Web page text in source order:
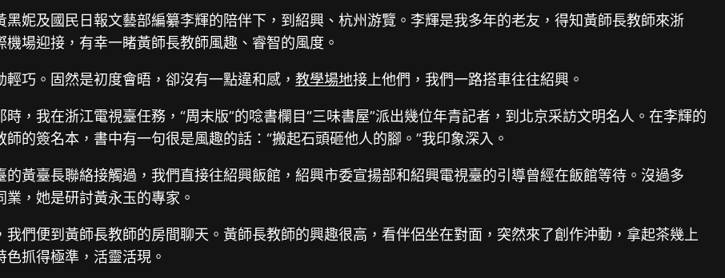
黑妮及國民日報文藝部編纂李輝的陪伴下，到紹興、杭州游覽。李輝是我多年的老友，得知黃師長教師來浙
場迎接，有幸一睹黃師長教師風趣、睿智的風度。
巧。固然是初度會晤，卻沒有一點違和感，教學場地接上他們，我們一路搭車往往紹興。
，我在浙江電視臺任務，“周末版”的唸書欄目“三味書屋”派出幾位年青記者，到北京采訪文明名人。在李輝的
的簽名本，書中有一句很是風趣的話：“搬起石頭砸他人的腳。”我印象深入。
黃臺長聯絡接觸過，我們直接往紹興飯館，紹興市委宣揚部和紹興電視臺的引導曾經在飯館等待。沒過多
，她是研討黃永玉的專家。
們便到黃師長教師的房間聊天。黃師長教師的興趣很高，看伴侶坐在對面，突然來了創作沖動，拿起茶幾上
抓得極準，活靈活現。